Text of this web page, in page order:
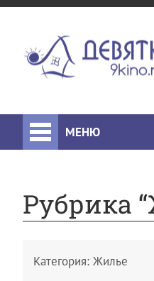
МЕНЮ
Рубрика
Категория: Жилье